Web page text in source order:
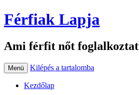
Férfiak Lapja
Ami férfit nőt foglalkoztat
Menü Kilépés a tartalomba
Kezdőlap